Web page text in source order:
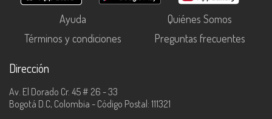
Ayuda
Quiénes Somos
Términos y condiciones
Preguntas frecuentes
Dirección
Av. El Dorado Cr. 45 # 26 - 33
Bogotá D.C, Colombia - Código Postal: 111321